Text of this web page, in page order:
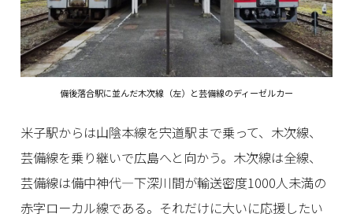
備後落合駅に並んだ木次線（左）と芸備線のディーゼルカー
米子駅からは山陰本線を宍道駅まで乗って、木次線、
芸備線を乗り継いで広島へと向かう。木次線は全線、
芸備線は備中神代―下深川間が輸送密度1000人未満の
赤字ローカル線である。それだけに大いに応援したい